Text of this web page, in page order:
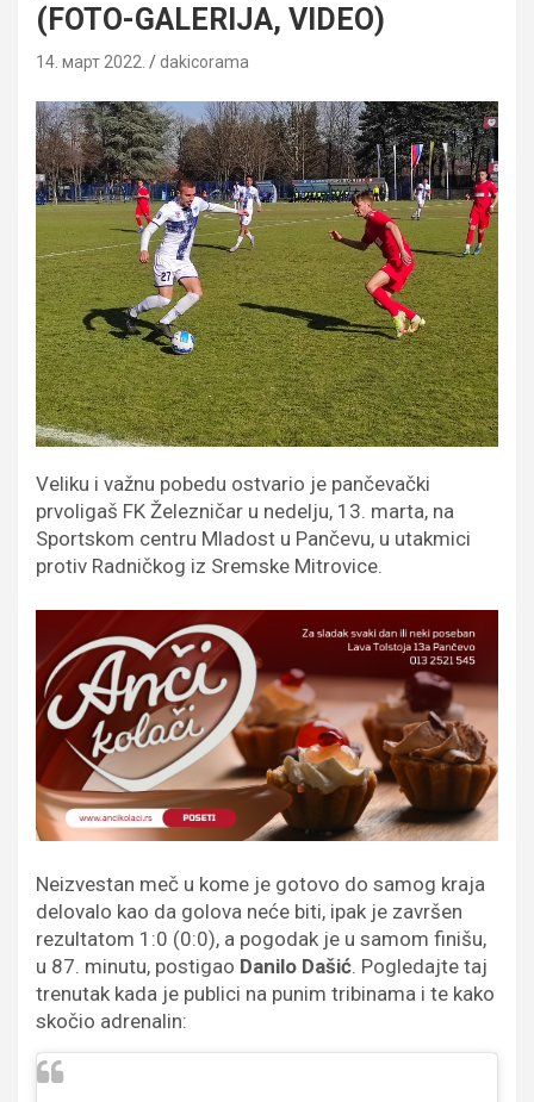
(FOTO-GALERIJA, VIDEO)
14. март 2022. dakicorama
Veliku i važnu pobedu ostvario je pančevački
prvoligaš FK Železničar u nedelju, 13. marta, na
Sportskom centru Mladost u Pančevu, u utakmici
protiv Radničkog iz Sremske Mitrovice.
Neizvestan meč u kome je gotovo do samog kraja
delovalo kao da golova neće biti, ipak je završen
rezultatom 1:0 (0:0), a pogodak je u samom finišu,
u 87. minutu, postigao Danilo Dašić. Pogledajte taj
trenutak kada je publici na punim tribinama i te kako
skočio adrenalin: